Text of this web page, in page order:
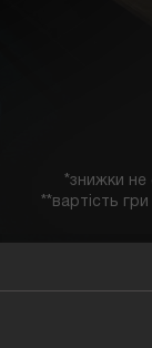
*знижки не
**вартість